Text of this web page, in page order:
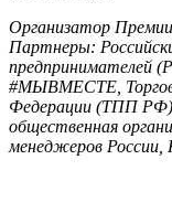
Организатор
Партнеры:
предпринимателей
#МЫВМЕСТЕ,
Федерации (ТПП
общественная
менеджеров